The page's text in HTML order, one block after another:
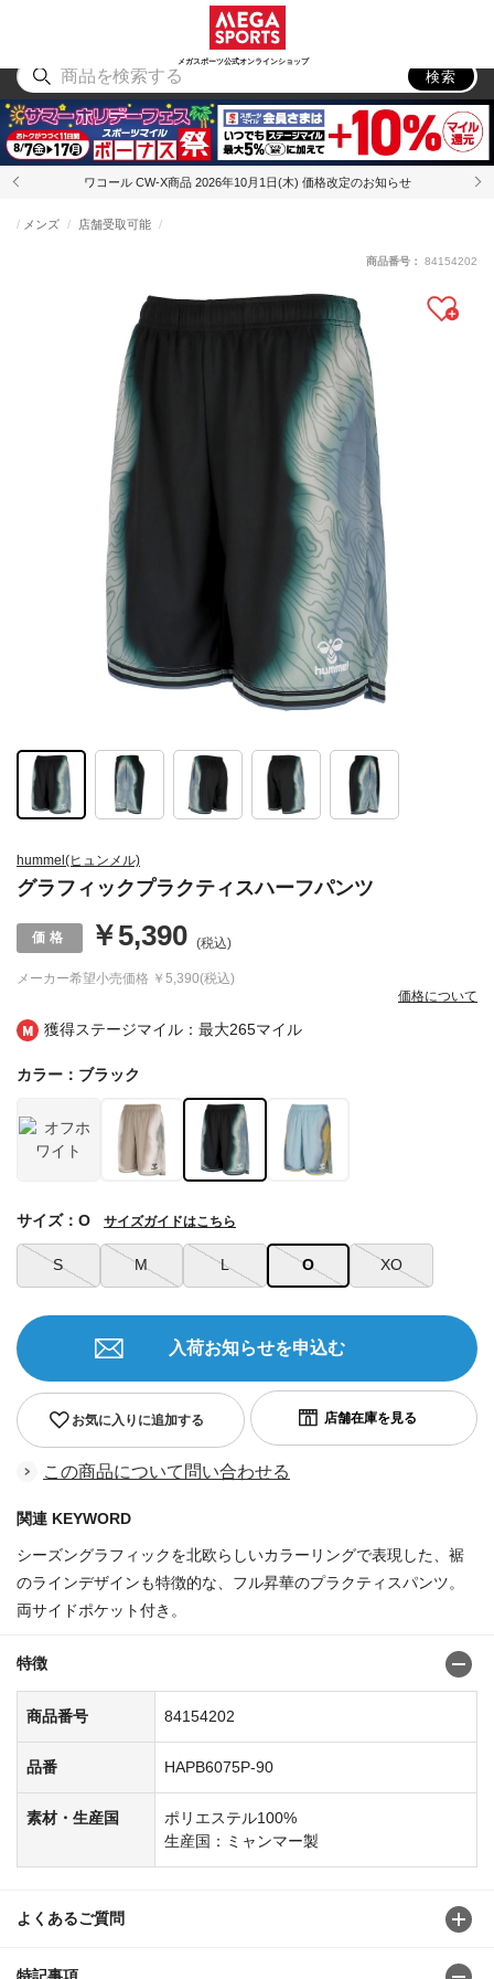
メガスポーツ公式オンラインショップ
アウトドア
検索
ワコール CW-X商品 2026年10月1日(木) 価格改定のお知らせ
獲得ステージマイル：最大265マイル
hummel(ヒュンメル)
グラフィックプラクティスハーフパンツ
メンズ 店舗受取可能
メーカー希望小売価格 ￥5,390(税込)
￥5,390 (税込)
価格について
商品番号： 84154202
カラー：ブラック
S M L O XO
サイズ：O サイズガイドはこちら
お気に入りに追加する
入荷お知らせを申込む
この商品について問い合わせる
関連 KEYWORD
シーズングラフィックを北欧らしいカラーリングで表現した、裾
のラインデザインも特徴的な、フル昇華のプラクティスパンツ。
両サイドポケット付き。
特徴
商品番号 84154202
品番 HAPB6075P-90
素材・生産国
ポリエステル100%
生産国：ミャンマー製
よくあるご質問
特記事項